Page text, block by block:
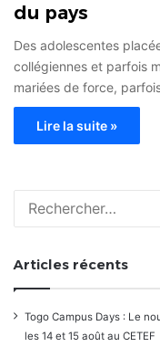
du pays
Des adolescentes
collégiennes et parfois
mariées de force,
Lire la suite »
Articles récents
Togo Campus Days : Le
les 14 et 15 août au CETEF